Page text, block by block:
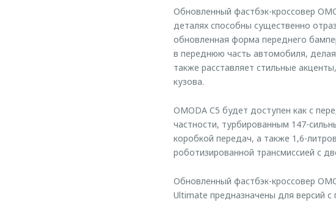
Обновленный фастбэк-кроссовер
деталях способны существенно
обновленная форма переднего
в переднюю часть автомобиля,
также расставляет стильные
кузова.
OMODA C5 будет доступен как с
частности, турбированным 147-
коробкой передач, а также 1,6-
роботизированной трансмиссией с
Обновленный фастбэк-кроссовер
Ultimate предназначены для версий